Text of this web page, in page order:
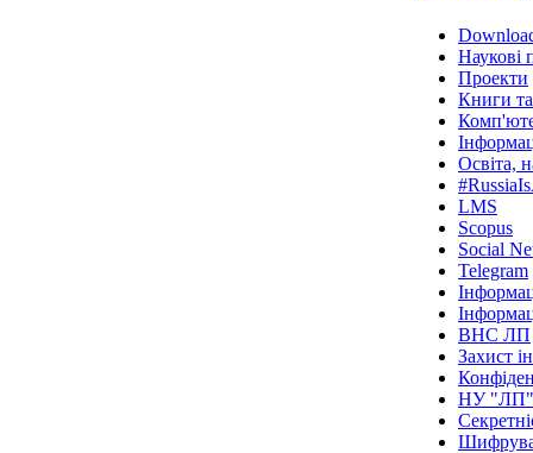
Наукові
Проекти
Книги та
Освіта,
LMS
Scopus
Social
Telegram
ВНС ЛП
Захист
НУ "ЛП"